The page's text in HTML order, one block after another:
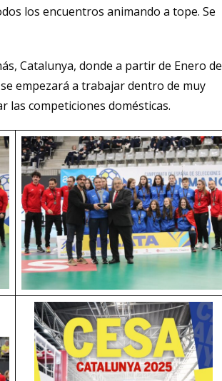
los encuentros animando a tope. Se
Catalunya, donde a partir de Enero de
empezará a trabajar dentro de muy
las competiciones domésticas.